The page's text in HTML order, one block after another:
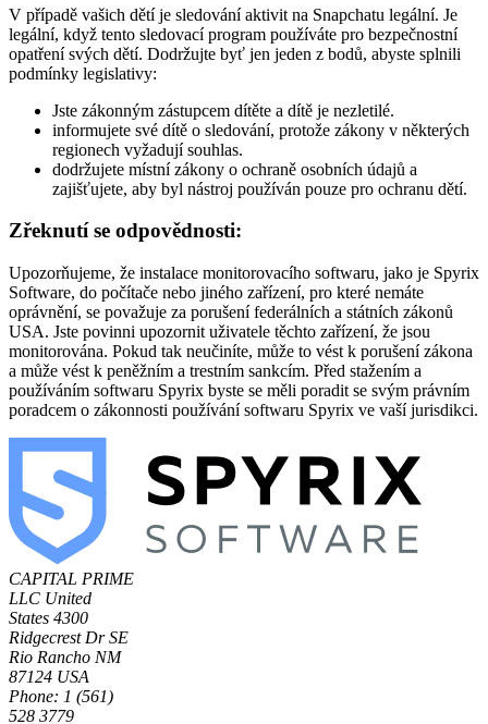
V případě vašich dětí je sledování aktivit na Snapchatu legální. Je
legální, když tento sledovací program používáte pro bezpečnostní
opatření svých dětí. Dodržujte byť jen jeden z bodů, abyste splnili
podmínky legislativy:
Jste zákonným zástupcem dítěte a dítě je nezletilé.
informujete své dítě o sledování, protože zákony v některých
regionech vyžadují souhlas.
dodržujete místní zákony o ochraně osobních údajů a
zajišťujete, aby byl nástroj používán pouze pro ochranu dětí.
Zřeknutí se odpovědnosti:
Upozorňujeme, že instalace monitorovacího softwaru, jako je Spyrix
Software, do počítače nebo jiného zařízení, pro které nemáte
oprávnění, se považuje za porušení federálních a státních zákonů
USA. Jste povinni upozornit uživatele těchto zařízení, že jsou
monitorována. Pokud tak neučiníte, může to vést k porušení zákona
a může vést k peněžním a trestním sankcím. Před stažením a
používáním softwaru Spyrix byste se měli poradit se svým právním
poradcem o zákonnosti používání softwaru Spyrix ve vaší jurisdikci.
CAPITAL PRIME
LLC United
States 4300
Ridgecrest Dr SE
Rio Rancho NM
87124 USA
Phone: 1 (561)
528 3779